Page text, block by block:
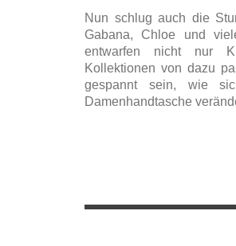
Nun schlug auch die
Gabana, Chloe und
entwarfen nicht nur
Kollektionen von dazu
gespannt sein, wie
Damenhandtasche